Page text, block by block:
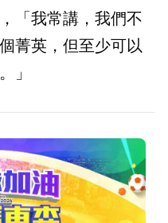
「我常講，我們不
菁英，但至少可以
」